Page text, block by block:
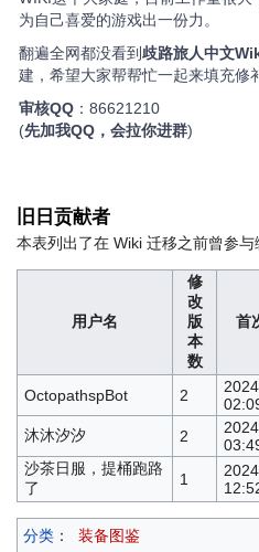
为自己喜爱的游戏出一份力。
翻遍全网都没看到歧路旅人中文
建，希望大家帮帮忙一起来填充修
审核QQ ：86621210
(先加我QQ，会拉你进群)
旧日贡献者
本表列出了在 Wiki 迁移之前曾参与
用户名
修
改
版
本
数
首
OctopathspBot 2
沐沐汐汐
2
沙茶日服，提桶跑路
了
1
分类 ： 装备图鉴